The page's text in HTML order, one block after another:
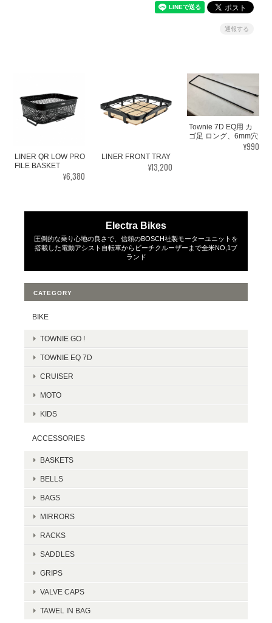
通報する
LINER QR LOW PRO
FILE BASKET
¥6,380
LINER FRONT TRAY
¥13,200
Townie 7D EQ用 カ
ゴ足 ロング、6mm穴
¥990
Electra Bikes
圧倒的な乗り心地の良さで、信頼のBOSCH社製モーターユニットを
搭載した電動アシスト自転車からビーチクルーザーまで全米NO,1ブ
ランド
CATEGORY
BIKE
TOWNIE GO !
TOWNIE EQ 7D
CRUISER
MOTO
KIDS
ACCESSORIES
BASKETS
BELLS
BAGS
MIRRORS
RACKS
SADDLES
GRIPS
VALVE CAPS
TAWEL IN BAG